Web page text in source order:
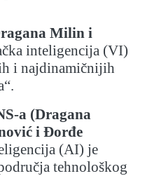
Milin i
inteligencija (VI)
i najdinamičnijih
a (Dragana
i Đorđe
(AI) je
tehnološkog